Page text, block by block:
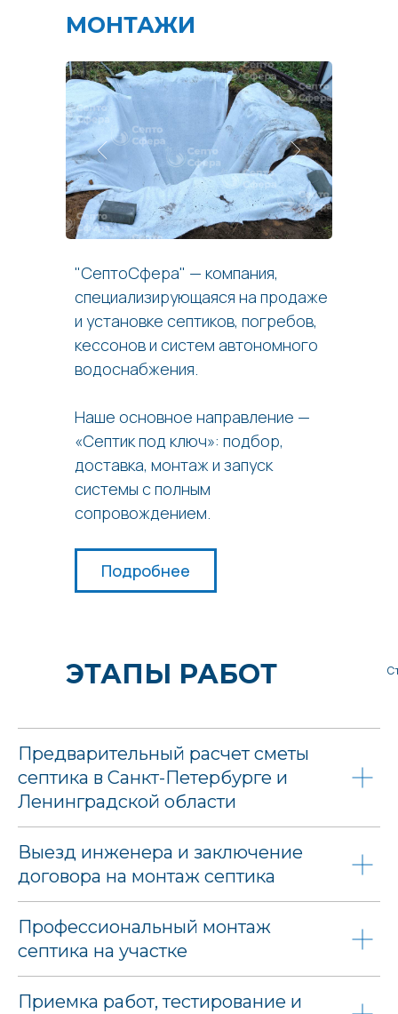
МОНТАЖИ
"СептоСфера" — компания,
специализирующаяся на продаже
и установке септиков, погребов,
кессонов и систем автономного
водоснабжения.
Наше основное направление —
«Септик под ключ»: подбор,
доставка, монтаж и запуск
системы с полным
сопровождением.
Подробнее
ЭТАПЫ РАБОТ
Предварительный расчет сметы
септика в Санкт-Петербурге и
Ленинградской области
Выезд инженера и заключение
договора на монтаж септика
Профессиональный монтаж
септика на участке
Приемка работ, тестирование и